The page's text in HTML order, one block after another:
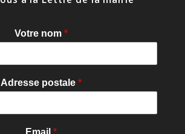
Votre nom *
Adresse postale *
Email *